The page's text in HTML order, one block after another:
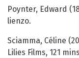
Poynter, Edward
lienzo.
Sciamma, Céline
Lilies Films, 121